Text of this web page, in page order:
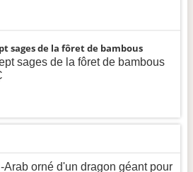
sages de la fôret de bambous
sages de la fôret de bambous
orné d'un dragon géant pour